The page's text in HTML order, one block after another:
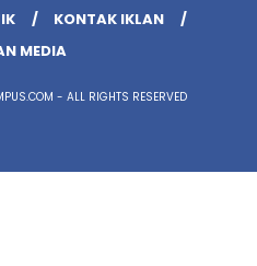
KONTAK IKLAN
MEDIA
- ALL RIGHTS RESERVED